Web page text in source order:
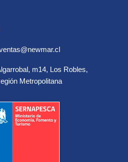
m14, Los Robles,
Metropolitana